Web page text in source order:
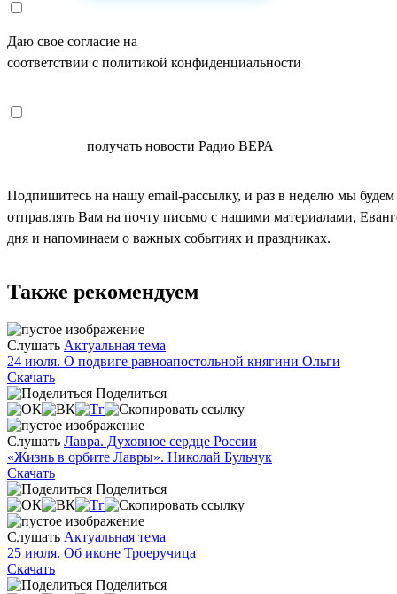
Даю свое согласие на
соответствии с политикой конфиденциальности
получать новости Радио ВЕРА
Подпишитесь на нашу email-рассылку, и раз в неделю мы будем
отправлять Вам на почту письмо с нашими материалами,
дня и напоминаем о важных событиях и праздниках.
Также рекомендуем
Слушать Актуальная тема
24 июля. О подвиге равноапостольной княгини Ольги
Скачать
Поделиться
Слушать Лавра. Духовное сердце России
«Жизнь в орбите Лавры». Николай Бульчук
Скачать
Поделиться
Слушать Актуальная тема
25 июля. Об иконе Троеручица
Скачать
Поделиться